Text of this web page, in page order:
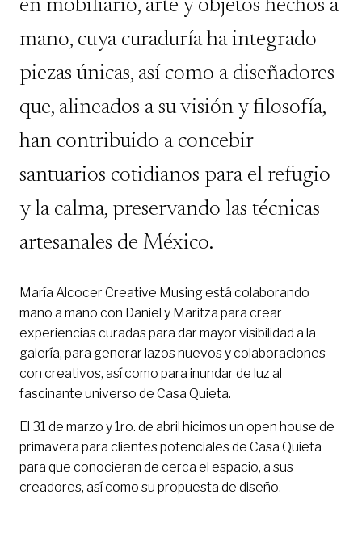
en mobiliario, arte y objetos hechos a
mano, cuya curaduría ha integrado
piezas únicas, así como a diseñadores
que, alineados a su visión y filosofía,
han contribuido a concebir
santuarios cotidianos para el refugio
y la calma, preservando las técnicas
artesanales de México.
María Alcocer Creative Musing está colaborando
mano a mano con Daniel y Maritza para crear
experiencias curadas para dar mayor visibilidad a la
galería, para generar lazos nuevos y colaboraciones
con creativos, así como para inundar de luz al
fascinante universo de Casa Quieta.
El 31 de marzo y 1ro. de abril hicimos un open house de
primavera para clientes potenciales de Casa Quieta
para que conocieran de cerca el espacio, a sus
creadores, así como su propuesta de diseño.